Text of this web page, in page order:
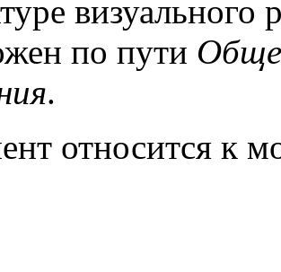
визуального
по пути
.
относится к